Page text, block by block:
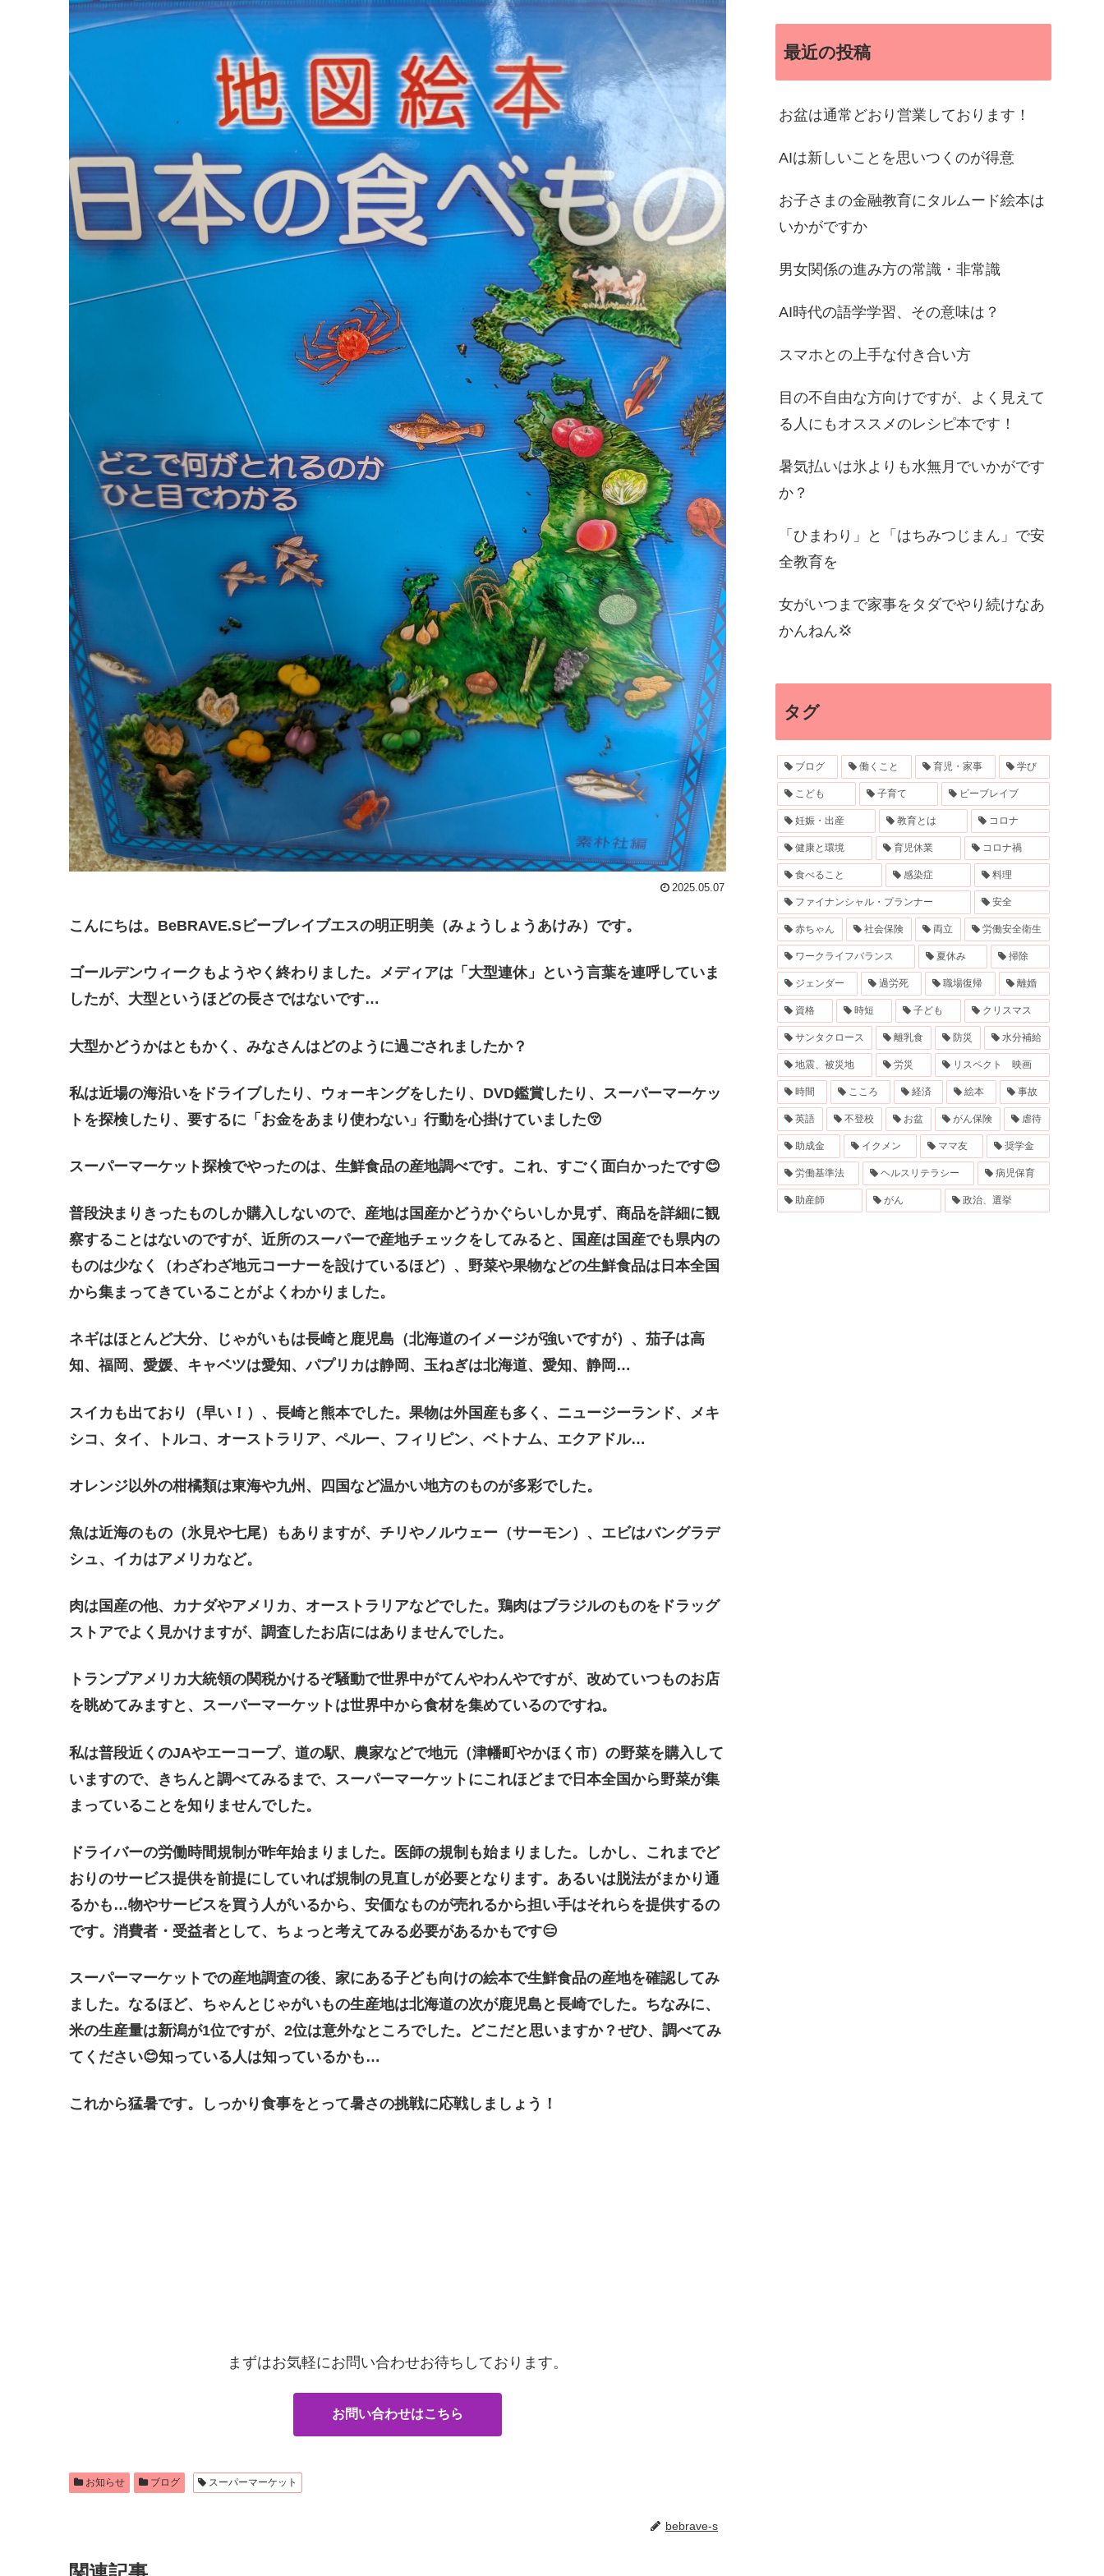
2025.05.07
こんにちは。BeBRAVE.Sビーブレイブエスの明正明美（みょうしょうあけみ）です。
ゴールデンウィークもようやく終わりました。メディアは「大型連休」という言葉を連呼していま
したが、大型というほどの長さではないです…
大型かどうかはともかく、みなさんはどのように過ごされましたか？
私は近場の海沿いをドライブしたり、ウォーキングをしたり、DVD鑑賞したり、スーパーマーケッ
トを探検したり、要するに「お金をあまり使わない」行動を心掛けていました😚
スーパーマーケット探検でやったのは、生鮮食品の産地調べです。これ、すごく面白かったです😊
普段決まりきったものしか購入しないので、産地は国産かどうかぐらいしか見ず、商品を詳細に観
察することはないのですが、近所のスーパーで産地チェックをしてみると、国産は国産でも県内の
ものは少なく（わざわざ地元コーナーを設けているほど）、野菜や果物などの生鮮食品は日本全国
から集まってきていることがよくわかりました。
ネギはほとんど大分、じゃがいもは長崎と鹿児島（北海道のイメージが強いですが）、茄子は高
知、福岡、愛媛、キャベツは愛知、パプリカは静岡、玉ねぎは北海道、愛知、静岡…
スイカも出ており（早い！）、長崎と熊本でした。果物は外国産も多く、ニュージーランド、メキ
シコ、タイ、トルコ、オーストラリア、ペルー、フィリピン、ベトナム、エクアドル…
オレンジ以外の柑橘類は東海や九州、四国など温かい地方のものが多彩でした。
魚は近海のもの（氷見や七尾）もありますが、チリやノルウェー（サーモン）、エビはバングラデ
シュ、イカはアメリカなど。
肉は国産の他、カナダやアメリカ、オーストラリアなどでした。鶏肉はブラジルのものをドラッグ
ストアでよく見かけますが、調査したお店にはありませんでした。
トランプアメリカ大統領の関税かけるぞ騒動で世界中がてんやわんやですが、改めていつものお店
を眺めてみますと、スーパーマーケットは世界中から食材を集めているのですね。
私は普段近くのJAやエーコープ、道の駅、農家などで地元（津幡町やかほく市）の野菜を購入して
いますので、きちんと調べてみるまで、スーパーマーケットにこれほどまで日本全国から野菜が集
まっていることを知りませんでした。
ドライバーの労働時間規制が昨年始まりました。医師の規制も始まりました。しかし、これまでど
おりのサービス提供を前提にしていれば規制の見直しが必要となります。あるいは脱法がまかり通
るかも…物やサービスを買う人がいるから、安価なものが売れるから担い手はそれらを提供するの
です。消費者・受益者として、ちょっと考えてみる必要があるかもです😑
スーパーマーケットでの産地調査の後、家にある子ども向けの絵本で生鮮食品の産地を確認してみ
ました。なるほど、ちゃんとじゃがいもの生産地は北海道の次が鹿児島と長崎でした。ちなみに、
米の生産量は新潟が1位ですが、2位は意外なところでした。どこだと思いますか？ぜひ、調べてみ
てください😊知っている人は知っているかも…
これから猛暑です。しっかり食事をとって暑さの挑戦に応戦しましょう！
まずはお気軽にお問い合わせお待ちしております。
お問い合わせはこちら
お知らせ ブログ スーパーマーケット
bebrave-s
最近の投稿
お盆は通常どおり営業しております！
AIは新しいことを思いつくのが得意
お子さまの金融教育にタルムード絵本は
いかがですか
男女関係の進み方の常識・非常識
AI時代の語学学習、その意味は？
スマホとの上手な付き合い方
目の不自由な方向けですが、よく見えて
る人にもオススメのレシピ本です！
暑気払いは氷よりも水無月でいかがです
か？
「ひまわり」と「はちみつじまん」で安
全教育を
女がいつまで家事をタダでやり続けなあ
かんねん💢
タグ
ブログ 働くこと 育児・家事 学び
こども 子育て ビーブレイブ
妊娠・出産 教育とは コロナ
健康と環境 育児休業 コロナ禍
食べること 感染症 料理
ファイナンシャル・プランナー 安全
赤ちゃん 社会保険 両立 労働安全衛生
ワークライフバランス 夏休み 掃除
ジェンダー 過労死 職場復帰 離婚
資格 時短 子ども クリスマス
サンタクロース 離乳食 防災 水分補給
地震、被災地 労災 リスペクト 映画
時間 こころ 経済 絵本 事故
英語 不登校 お盆 がん保険 虐待
助成金 イクメン ママ友 奨学金
労働基準法 ヘルスリテラシー 病児保育
助産師 がん 政治、選挙